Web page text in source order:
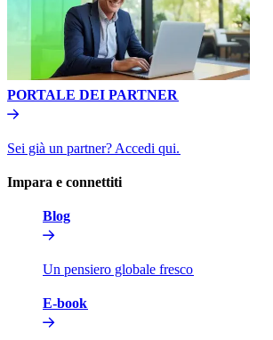
PORTALE DEI PARTNER​​
Sei già un partner? Accedi qui.​​
Impara e connettiti​​
Blog​​
Un pensiero globale fresco​​
E-book​​